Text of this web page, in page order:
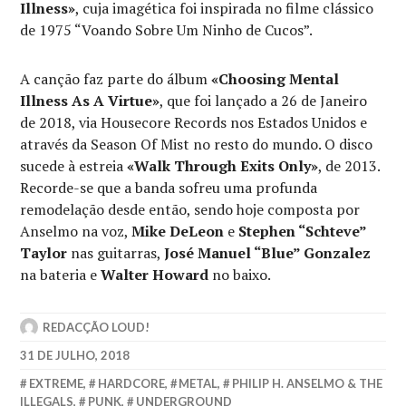
Illness», cuja imagética foi inspirada no filme clássico
de 1975 “Voando Sobre Um Ninho de Cucos”.
A canção faz parte do álbum«Choosing Mental
Illness As A Virtue», que foi lançado a 26 de Janeiro
de 2018, via Housecore Records nos Estados Unidos e
através da Season Of Mist no resto do mundo. O disco
sucede à estreia«Walk Through Exits Only», de 2013.
Recorde-se que a banda sofreu uma profunda
remodelação desde então, sendo hoje composta por
Anselmo na voz,Mike DeLeon e Stephen “Schteve”
Taylor nas guitarras,José Manuel “Blue” Gonzalez
na bateria eWalter Howard no baixo.
REDACÇÃO LOUD!
31 DE JULHO, 2018
EXTREME, HARDCORE, METAL,
PHILIP H. ANSELMO & THE
ILLEGALS, PUNK, UNDERGROUND